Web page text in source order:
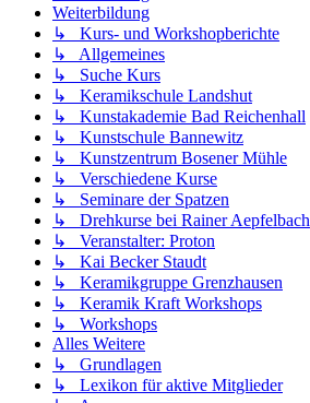
Weiterbildung
↳ Kurs- und Workshopberichte
↳ Allgemeines
↳ Suche Kurs
↳ Keramikschule Landshut
↳ Kunstakademie Bad Reichenhall
↳ Kunstschule Bannewitz
↳ Kunstzentrum Bosener Mühle
↳ Verschiedene Kurse
↳ Seminare der Spatzen
↳ Drehkurse bei Rainer Aepfelbach
↳ Veranstalter: Proton
↳ Kai Becker Staudt
↳ Keramikgruppe Grenzhausen
↳ Keramik Kraft Workshops
↳ Workshops
Alles Weitere
↳ Grundlagen
↳ Lexikon für aktive Mitglieder